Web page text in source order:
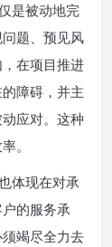
是被动地完
题、预见风
在项目推进
障碍，并主
应对。这种
。
体现在对承
的服务承
竭尽全力去